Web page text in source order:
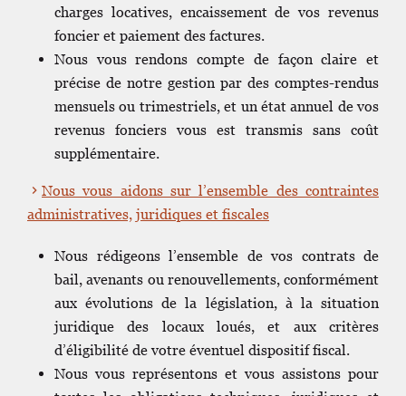
charges locatives, encaissement de vos revenus
foncier et paiement des factures.
Nous vous rendons compte de façon claire et
précise de notre gestion par des comptes-rendus
mensuels ou trimestriels, et un état annuel de vos
revenus fonciers vous est transmis sans coût
supplémentaire.
Nous vous aidons sur l’ensemble des contraintes
administratives, juridiques et fiscales
Nous rédigeons l’ensemble de vos contrats de
bail, avenants ou renouvellements, conformément
aux évolutions de la législation, à la situation
juridique des locaux loués, et aux critères
d’éligibilité de votre éventuel dispositif fiscal.
Nous vous représentons et vous assistons pour